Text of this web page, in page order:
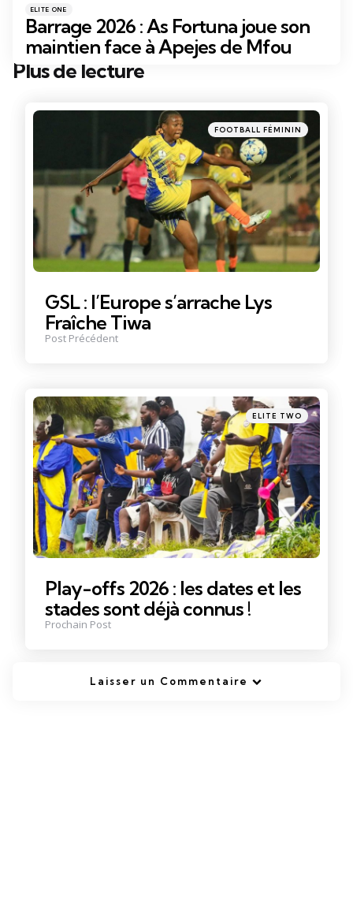
Catégories
Posté
dans
ELITE ONE
Barrage 2026 : As Fortuna joue son
maintien face à Apejes de Mfou
Plus de lecture
Post
Posté
dans
FOOTBALL FÉMININ
GSL : l’Europe s’arrache Lys
Fraîche Tiwa
Post Précédent
Posté
dans
ELITE TWO
Play-offs 2026 : les dates et les
stades sont déjà connus !
Prochain Post
Laisser un Commentaire